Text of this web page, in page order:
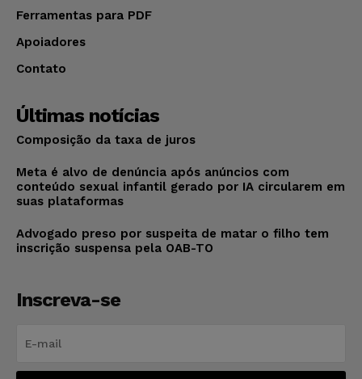
Ferramentas para PDF
Apoiadores
Contato
Últimas notícias
Composição da taxa de juros
Meta é alvo de denúncia após anúncios com
conteúdo sexual infantil gerado por IA circularem em
suas plataformas
Advogado preso por suspeita de matar o filho tem
inscrição suspensa pela OAB-TO
Inscreva-se